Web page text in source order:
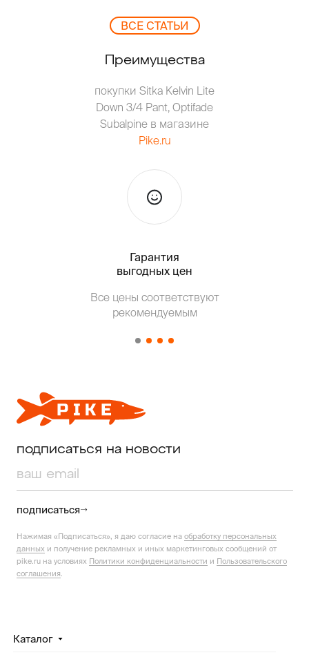
ВCЕ СТАТЬИ
Преимущества
покупки Sitka Kelvin Lite
Down 3/4 Pant, Optifade
Subalpine в магазине
Pike.ru
Гарантия
выгодных цен
Все цены соответствуют
рекомендуемым
подписаться на новости
подписаться
Нажимая «Подписаться», я даю согласие на обработку персональных
данных и получение рекламных и иных маркетинговых сообщений от
pike.ru на условиях Политики конфиденциальности и Пользовательского
соглашения
Каталог